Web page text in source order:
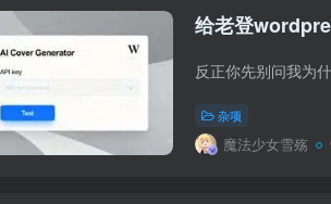
给老登
杂项
魔法少女雪殇